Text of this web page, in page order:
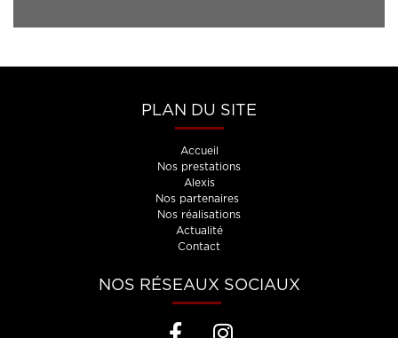
PLAN DU SITE
Accueil
Nos prestations
Alexis
Nos partenaires
Nos réalisations
Actualité
Contact
NOS RÉSEAUX SOCIAUX